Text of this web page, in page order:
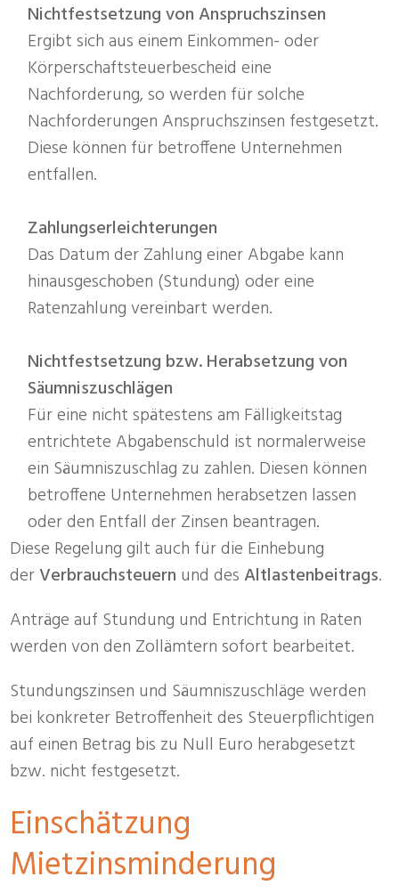
Nichtfestsetzung von Anspruchszinsen
Ergibt sich aus einem Einkommen- oder
Körperschaftsteuerbescheid eine
Nachforderung, so werden für solche
Nachforderungen Anspruchszinsen festgesetzt.
Diese können für betroffene Unternehmen
entfallen.
Zahlungserleichterungen
Das Datum der Zahlung einer Abgabe kann
hinausgeschoben (Stundung) oder eine
Ratenzahlung vereinbart werden.
Nichtfestsetzung bzw. Herabsetzung von
Säumniszuschlägen
Für eine nicht spätestens am Fälligkeitstag
entrichtete Abgabenschuld ist normalerweise
ein Säumniszuschlag zu zahlen. Diesen können
betroffene Unternehmen herabsetzen lassen
oder den Entfall der Zinsen beantragen.
Diese Regelung gilt auch für die Einhebung
derVerbrauchsteuern und desAltlastenbeitrags.
Anträge auf Stundung und Entrichtung in Raten
werden von den Zollämtern sofort bearbeitet.
Stundungszinsen und Säumniszuschläge werden
bei konkreter Betroffenheit des Steuerpflichtigen
auf einen Betrag bis zu Null Euro herabgesetzt
bzw. nicht festgesetzt.
Einschätzung
Mietzinsminderung